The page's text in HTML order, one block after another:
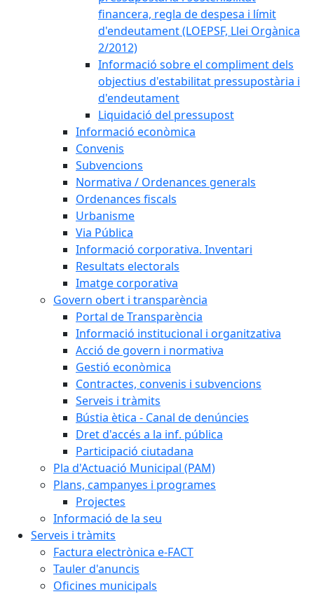
financera, regla de despesa i límit
d'endeutament (LOEPSF, Llei Orgànica
2/2012)
Informació sobre el compliment dels
objectius d'estabilitat pressupostària i
d'endeutament
Liquidació del pressupost
Informació econòmica
Convenis
Subvencions
Normativa / Ordenances generals
Ordenances fiscals
Urbanisme
Via Pública
Informació corporativa. Inventari
Resultats electorals
Imatge corporativa
Govern obert i transparència
Portal de Transparència
Informació institucional i organitzativa
Acció de govern i normativa
Gestió econòmica
Contractes, convenis i subvencions
Serveis i tràmits
Bústia ètica - Canal de denúncies
Dret d'accés a la inf. pública
Participació ciutadana
Pla d'Actuació Municipal (PAM)
Plans, campanyes i programes
Projectes
Informació de la seu
Serveis i tràmits
Factura electrònica e-FACT
Tauler d'anuncis
Oficines municipals